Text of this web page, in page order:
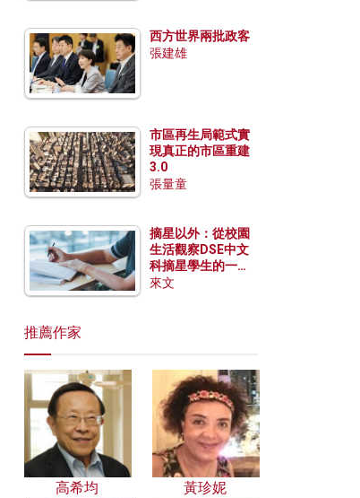
西方世界兩批政客
張建雄
市區再生局範式實
現真正的市區重建
3.0
張量童
摘星以外：從校園
生活觀察DSE中文
科摘星學生的一點
特質
來文
推薦作家
高希均 黃珍妮